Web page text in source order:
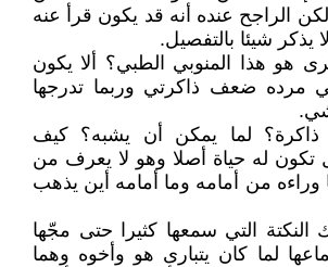
الراجح عنده أنه قد يكون قرأ عنه
يذكر شيئا بالتفصيل.
هو هذا المنوبي الطبي؟ ألا يكون
مرده ضعف ذاكرتي وربما تدرجها
ذاكرة؟ لما يمكن أن يشبه؟ كيف
تكون له حياة أصلا وهو لا يعرف من
من أمامه وما أمامه أين يذهب
النكتة التي سمعها كثيرا حتى مجّها
لما كان يتبارى هو وأخوه وهما